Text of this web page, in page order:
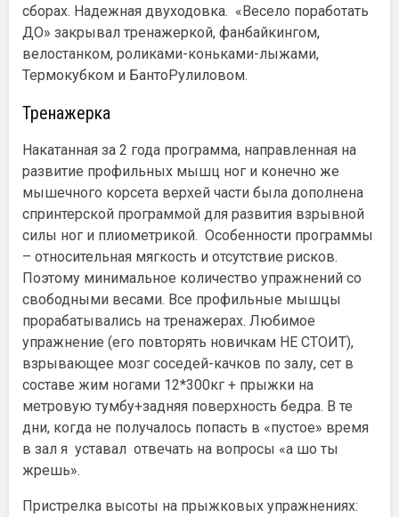
сборах. Надежная двуходовка. «Весело поработать
ДО» закрывал тренажеркой, фанбайкингом,
велостанком, роликами-коньками-лыжами,
Термокубком и БантоРулиловом.
Тренажерка
Накатанная за 2 года программа, направленная на
развитие профильных мышц ног и конечно же
мышечного корсета верхей части была дополнена
спринтерской программой для развития взрывной
силы ног и плиометрикой. Особенности программы
– относительная мягкость и отсутствие рисков.
Поэтому минимальное количество упражнений со
свободными весами. Все профильные мышцы
прорабатывались на тренажерах. Любимое
упражнение (его повторять новичкам НЕ СТОИТ),
взрывающее мозг соседей-качков по залу, сет в
составе жим ногами 12*300кг + прыжки на
метровую тумбу+задняя поверхность бедра. В те
дни, когда не получалось попасть в «пустое» время
в зал я уставал отвечать на вопросы «а шо ты
жрешь».
Пристрелка высоты на прыжковых упражнениях: